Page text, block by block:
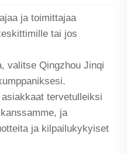
ja toimittajaa
tai jos
valitse Qingzhou Jinqi
tervetulleiksi
ja
ja kilpailukykyiset